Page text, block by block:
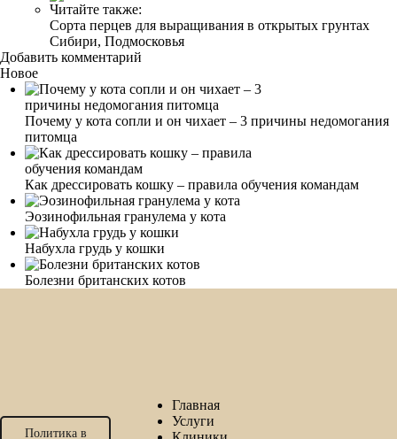
Читайте также:
Сорта перцев для выращивания в открытых грунтах
Сибири, Подмосковья
Добавить комментарий
Новое
Почему у кота сопли и он чихает – 3 причины недомогания
питомца
Как дрессировать кошку – правила обучения командам
Эозинофильная гранулема у кота
Набухла грудь у кошки
Болезни британских котов
Политика в
Главная
Услуги